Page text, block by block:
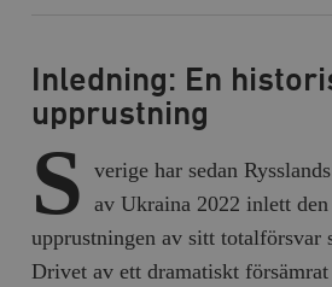
Inledning: En
upprustning
S
verige har sedan
av Ukraina 2022 inlett
upprustningen av sitt totalförsvar
Drivet av ett dramatiskt försämrat